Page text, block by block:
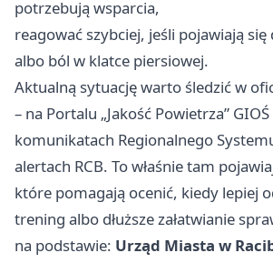
potrzebują wsparcia,
reagować szybciej, jeśli pojawiają się
albo ból w klatce piersiowej.
Aktualną sytuację warto śledzić w
– na Portalu „Jakość Powietrza”
komunikatach Regionalnego
alertach RCB. To właśnie tam
które pomagają ocenić, kiedy lepiej
trening albo dłuższe załatwianie
na podstawie: Urząd Miasta w